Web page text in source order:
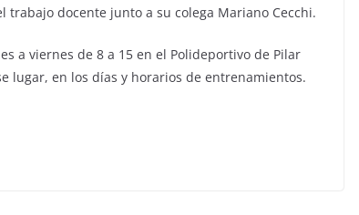
docente junto a su colega Mariano Cecchi.
a viernes de 8 a 15 en el Polideportivo de Pilar
lugar, en los días y horarios de entrenamientos.